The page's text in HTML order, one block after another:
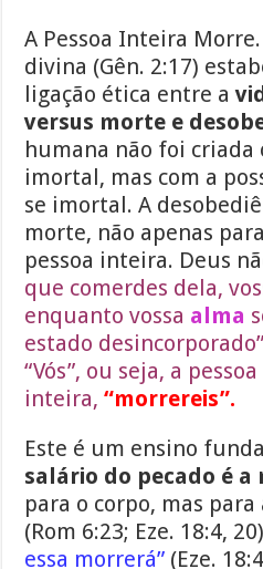
A Pessoa Inteira
divina (Gên. 2:17)
ligação ética entre a
versus morte e
humana não foi criada
imortal, mas com a
se imortal. A
morte, não apenas
pessoa inteira. Deus
que comerdes dela,
enquanto vossa alma
estado
“Vós”, ou seja, a pessoa
inteira,“morrereis”.
Este é um ensino
salário do pecado é a
para o corpo, mas
(Rom 6:23; Eze. 18:4,
essa morrerá” (Eze.